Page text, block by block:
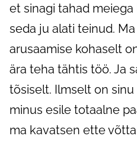
et sinagi tahad
seda ju alati teinud.
arusaamise kohaselt
ära teha tähtis töö. Ja
tõsiselt. Ilmselt on
minus esile totaalne
ma kavatsen ette